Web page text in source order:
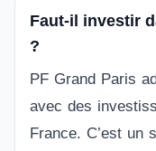
Faut-il investir
?
PF Grand Paris
avec des
France. C’est un